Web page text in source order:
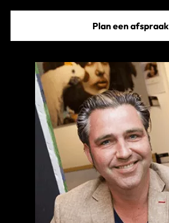
Plan een afspraak